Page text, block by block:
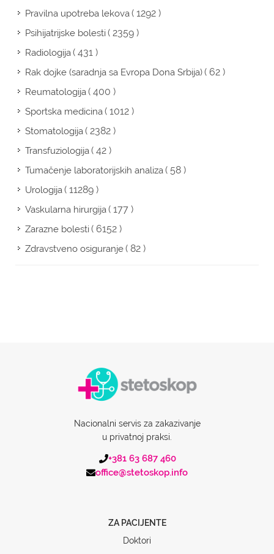
Pravilna upotreba lekova( 1292 )
Psihijatrijske bolesti( 2359 )
Radiologija( 431 )
Rak dojke (saradnja sa Evropa Dona Srbija)( 62 )
Reumatologija( 400 )
Sportska medicina( 1012 )
Stomatologija( 2382 )
Transfuziologija( 42 )
Tumačenje laboratorijskih analiza( 58 )
Urologija( 11289 )
Vaskularna hirurgija( 177 )
Zarazne bolesti( 6152 )
Zdravstveno osiguranje( 82 )
Nacionalni servis za zakazivanje
u privatnoj praksi.
+381 63 687 460
office@stetoskop.info
ZA PACIJENTE
Doktori